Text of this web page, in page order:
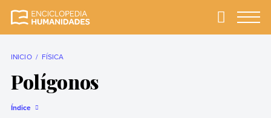
completa y más
Primary
INICIO FÍSICA
Polígonos
Índice